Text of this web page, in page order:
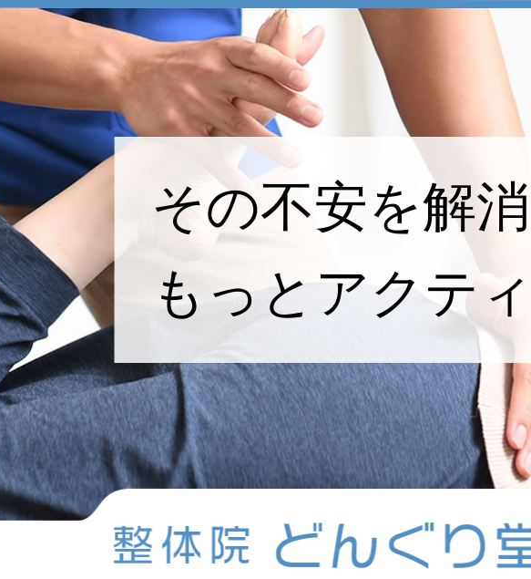
その不安を解
もっとアクテ